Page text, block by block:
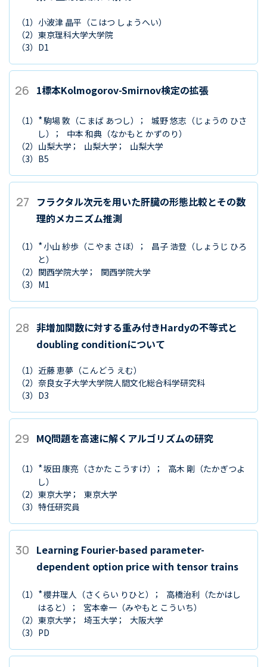
（1） 小波津 晶平 （こはつ しょうへい）
（2） 東京理科大学大学院
（3） D1
26 1標本Kolmogorov-Smirnov検定の拡張
（1） *駒場 敦 （こまば あつし） 城野 悠志 （じょうの ひさ
し）
中本 和典 （なかもと かずのり）
（2） 山梨大学 山梨大学
山梨大学
（3） B5
27
フラクタル次元を用いた肝臓の形態比較とその数
理的メカニズム推測
（1） *小山 紗歩 （こやま さほ） 昌子 浩登 （しょうじ ひろ
と）
（2） 関西学院大学
関西学院大学
（3） M1
28 非増加関数に対する重み付きHardyの不等式と
doubling conditionについて
（1） 近藤 恵夢 （こんどう えむ）
（2） 奈良女子大学大学院人間文化総合科学研究科
（3） D3
29 MQ問題を高速に解くアルゴリズムの研究
（1） *坂田 康亮 （さかた こうすけ） 高木 剛 （たかぎつよ
し）
（2） 東京大学
東京大学
（3） 特任研究員
30 Learning Fourier-based parameter-
dependent option price with tensor trains
（1） *櫻井理人 （さくらい りひと） 高橋治利 （たかはし
はると）
宮本幸一 （みやもと こういち）
（2） 東京大学 埼玉大学
大阪大学
（3） PD